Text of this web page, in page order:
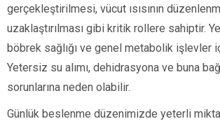
gerçekleştirilmesi, vücut ısısının
uzaklaştırılması gibi kritik rollere sahiptir.
böbrek sağlığı ve genel metabolik işlevler
Yetersiz su alımı, dehidrasyona ve buna
sorunlarına neden olabilir.
Günlük beslenme düzenimizde yeterli